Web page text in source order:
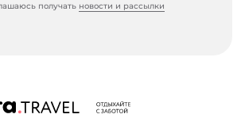
получать новости и рассылки